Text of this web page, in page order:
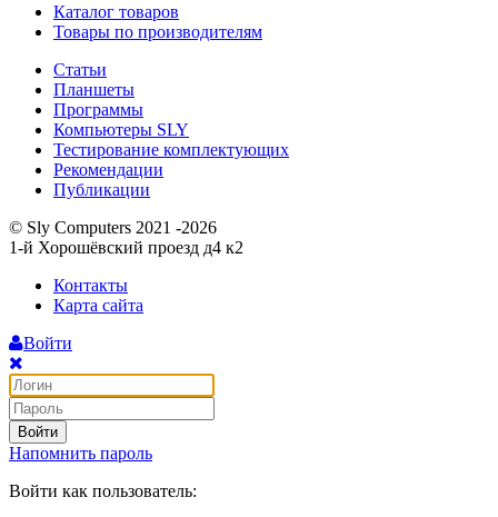
Каталог товаров
Товары по производителям
Статьи
Планшеты
Программы
Компьютеры SLY
Тестирование комплектующих
Рекомендации
Публикации
© Sly Computers 2021 -2026
1-й Хорошёвский проезд д4 к2
Контакты
Карта сайта
Войти
Войти
Напомнить пароль
Войти как пользователь: